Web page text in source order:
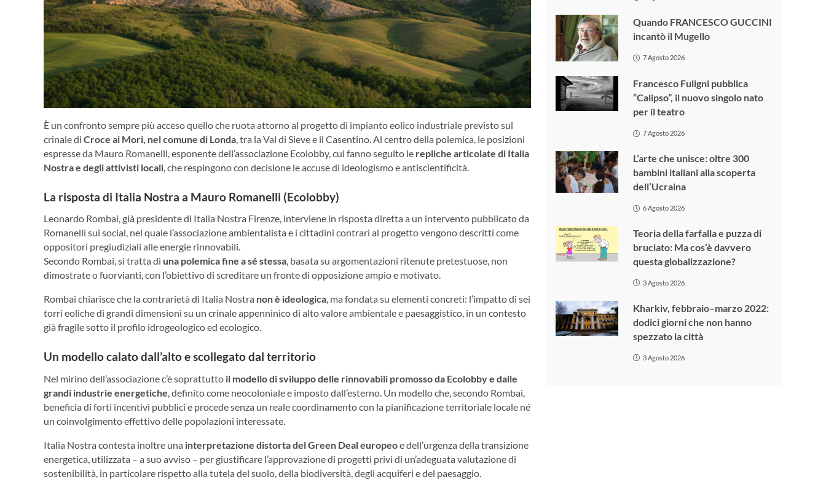
È un confronto sempre più acceso quello che ruota attorno al progetto di impianto eolico industriale previsto sul
crinale di Croce ai Mori, nel comune di Londa , tra la Val di Sieve e il Casentino. Al centro della polemica, le posizioni
espresse da Mauro Romanelli, esponente dell’associazione Ecolobby, cui fanno seguito le repliche articolate di Italia
Nostra e degli attivisti locali , che respingono con decisione le accuse di ideologismo e antiscientificità.
La risposta di Italia Nostra a Mauro Romanelli (Ecolobby)
Leonardo Rombai, già presidente di Italia Nostra Firenze, interviene in risposta diretta a un intervento pubblicato da
Romanelli sui social, nel quale l’associazione ambientalista e i cittadini contrari al progetto vengono descritti come
oppositori pregiudiziali alle energie rinnovabili.
Secondo Rombai, si tratta di una polemica fine a sé stessa, basata su argomentazioni ritenute pretestuose, non
dimostrate o fuorvianti, con l’obiettivo di screditare un fronte di opposizione ampio e motivato.
Rombai chiarisce che la contrarietà di Italia Nostra non è ideologica, ma fondata su elementi concreti: l’impatto di sei
torri eoliche di grandi dimensioni su un crinale appenninico di alto valore ambientale e paesaggistico, in un contesto
già fragile sotto il profilo idrogeologico ed ecologico.
Un modello calato dall’alto e scollegato dal territorio
Nel mirino dell’associazione c’è soprattutto il modello di sviluppo delle rinnovabili promosso da Ecolobby e dalle
grandi industrie energetiche, definito come neocoloniale e imposto dall’esterno. Un modello che, secondo Rombai,
beneficia di forti incentivi pubblici e procede senza un reale coordinamento con la pianificazione territoriale locale né
un coinvolgimento effettivo delle popolazioni interessate.
Italia Nostra contesta inoltre una interpretazione distorta del Green Deal europeoe dell’urgenza della transizione
energetica, utilizzata – a suo avviso – per giustificare l’approvazione di progetti privi di un’adeguata valutazione di
sostenibilità, in particolare rispetto alla tutela del suolo, della biodiversità, degli acquiferi e del paesaggio.
Quando FRANCESCO GUCCINI
incantò il Mugello
7 Agosto 2026
Francesco Fuligni pubblica
“Calipso”, il nuovo singolo nato
per il teatro
7 Agosto 2026
L’arte che unisce: oltre 300
bambini italiani alla scoperta
dell’Ucraina
6 Agosto 2026
Teoria della farfalla e puzza di
bruciato: Ma cos’è davvero
questa globalizzazione?
3 Agosto 2026
Kharkiv, febbraio–marzo 2022:
dodici giorni che non hanno
spezzato la città
3 Agosto 2026